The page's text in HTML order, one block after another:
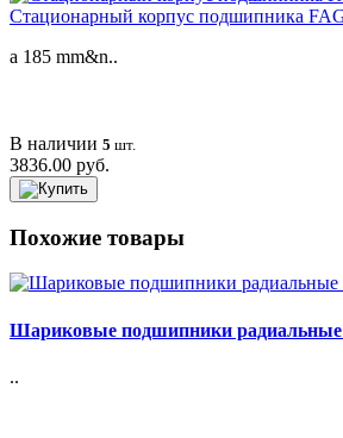
Cтационарный корпус подшипника
a 185 mm&n..
В наличии 5 шт.
3836.00 руб.
Похожие товары
Шариковые подшипники радиальные
..